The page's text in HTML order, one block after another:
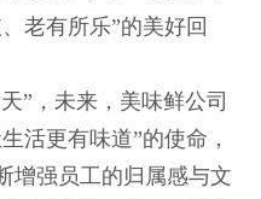
老有所乐”的美好回
，未来，美味鲜公司
活更有味道”的使命，
增强员工的归属感与文